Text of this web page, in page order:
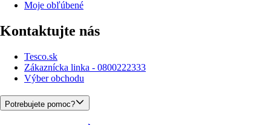
Moje obľúbené
Kontaktujte nás
Tesco.sk
Zákaznícka linka - 0800222333
Výber obchodu
Potrebujete pomoc?